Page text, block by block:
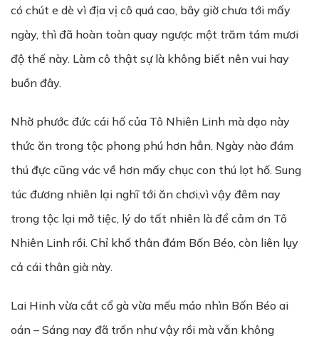
có chút e dè vì địa vị cô quá cao, bây giờ chưa tới mấy
ngày, thì đã hoàn toàn quay ngược một trăm tám mươi
độ thế này. Làm cô thật sự là không biết nên vui hay
buồn đây.
Nhờ phước đức cái hố của Tô Nhiên Linh mà dạo này
thức ăn trong tộc phong phú hơn hẳn. Ngày nào đám
thú đực cũng vác về hơn mấy chục con thú lọt hố. Sung
túc đương nhiên lại nghĩ tới ăn chơi,vì vậy đêm nay
trong tộc lại mở tiệc, lý do tất nhiên là để cảm ơn Tô
Nhiên Linh rồi. Chỉ khổ thân đám Bốn Béo, còn liên lụy
cả cái thân già này.
Lai Hinh vừa cắt cổ gà vừa mếu máo nhìn Bốn Béo ai
oán – Sáng nay đã trốn như vậy rồi mà vẫn không